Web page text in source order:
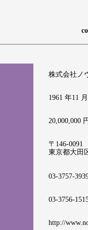
株式会社ノ
1961 年11
20,000,000
〒146-0091
東京都大田
03-3757-
03-3756-
http://